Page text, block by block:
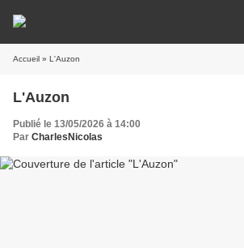
Accueil » L'Auzon
L'Auzon
Publié le 13/05/2026 à 14:00
Par CharlesNicolas